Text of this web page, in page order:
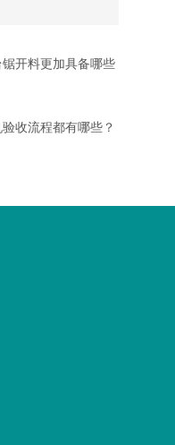
开料更加具备哪些
收流程都有哪些？